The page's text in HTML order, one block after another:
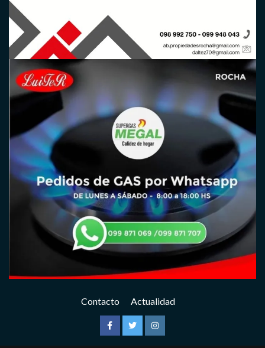
Contacto Actualidad
FacebookTwitterInstagram